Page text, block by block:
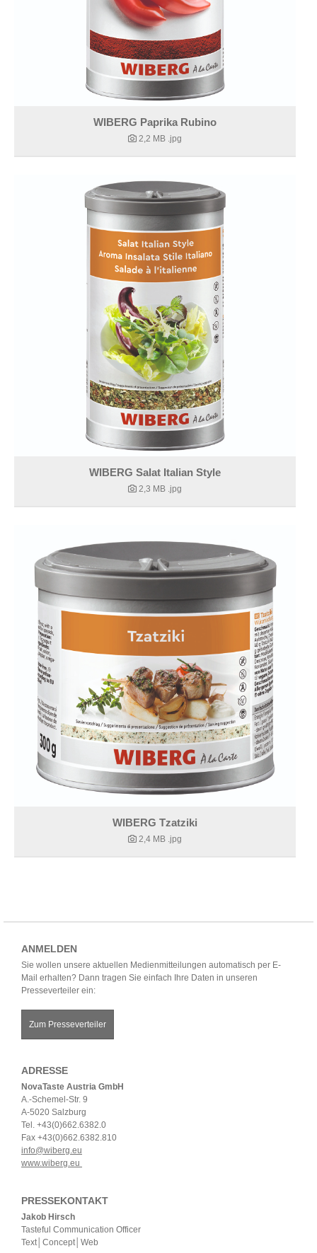
WIBERG Paprika Rubino
2,2 MB .jpg
WIBERG Salat Italian Style
2,3 MB .jpg
WIBERG Tzatziki
2,4 MB .jpg
ANMELDEN
Sie wollen unsere aktuellen Medienmitteilungen automatisch per E-
Mail erhalten? Dann tragen Sie einfach Ihre Daten in unseren
Presseverteiler ein:
Zum Presseverteiler
ADRESSE
NovaTaste Austria GmbH
A.-Schemel-Str. 9
A-5020 Salzburg
Tel. +43(0)662.6382.0
Fax +43(0)662.6382.810
info@wiberg.eu
www.wiberg.eu
PRESSEKONTAKT
Jakob Hirsch
Tasteful Communication Officer
Text│Concept│Web